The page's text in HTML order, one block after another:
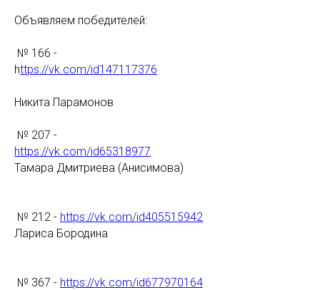
Объявляем победителей:
№ 166 -
https://vk.com/id147117376
Никита Парамонов
№ 207 -
https://vk.com/id65318977
Тамара Дмитриева (Анисимова)
№ 212 - https://vk.com/id405515942
Лариса Бородина
№ 367 - https://vk.com/id677970164